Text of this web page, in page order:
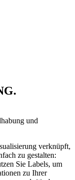
und
verknüpft,
zu gestalten:
Sie Labels, um
zu Ihrer